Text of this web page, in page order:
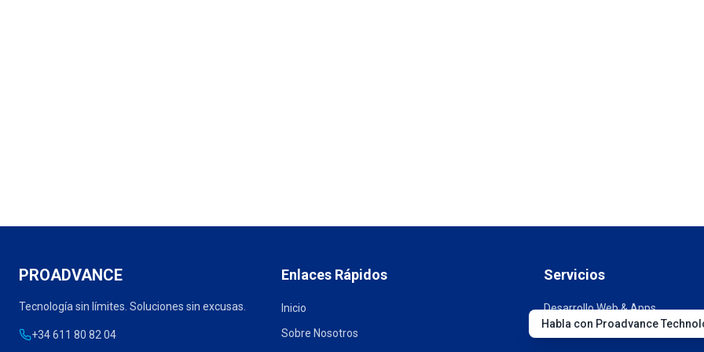
PROADVANCE
Tecnología sin límites. Soluciones sin excusas.
+34 611 80 82 04
Enlaces Rápidos
Inicio
Sobre Nosotros
Servicios
Desarrollo Web & Apps
Habla con Proadvance